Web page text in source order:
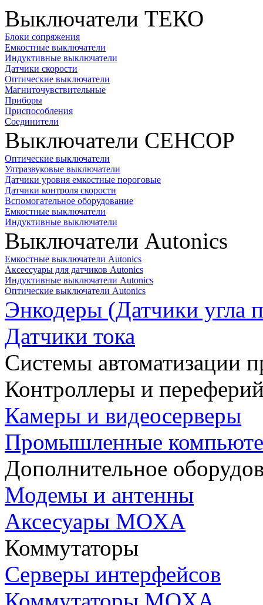
Выключатели ТЕКО
Блоки сопряжения
Емкостные выключатели
Индуктивные выключатели
Датчики скорости
Оптические выключатели
Магниточувствительные
Приборы
Приспособления
Соединители
Выключатели СЕНСОР
Оптические выключатели
Ултразвуковые выключатели
Датчики уровня емкостные пороговые
Датчики контроля скорости
Вспомогательное оборудование
Емкостные выключатели
Индуктивные выключатели
Выключатели Autonics
Емкостные выключатели Autonics
Аксессуары для датчиков Autonics
Индуктивные выключатели Autonics
Оптические выключатели Autonics
Энкодеры (Датчики угла
Датчики тока
Системы автоматизации
Контроллеры и
Камеры и видеосерверы
Промышленные
Дополнительное
Модемы и антенны
Аксесуары MOXA
Коммутаторы
Серверы интерфейсов